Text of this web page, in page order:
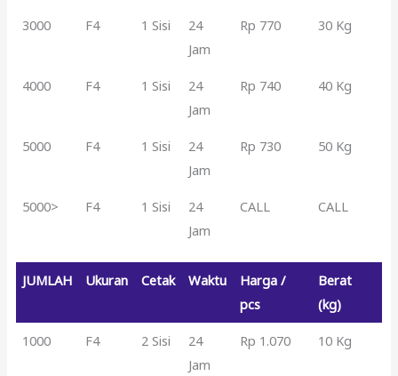
3000 F4 1 Sisi
24
Jam
Rp 770 30 Kg
4000 F4 1 Sisi
24
Jam
Rp 740 40 Kg
5000 F4 1 Sisi
24
Jam
Rp 730 50 Kg
5000> F4 1 Sisi
24
Jam
CALL CALL
JUMLAH Ukuran Cetak Waktu
Harga /
pcs
Berat
(kg)
1000 F4 2 Sisi
24
Jam
Rp 1.070 10 Kg